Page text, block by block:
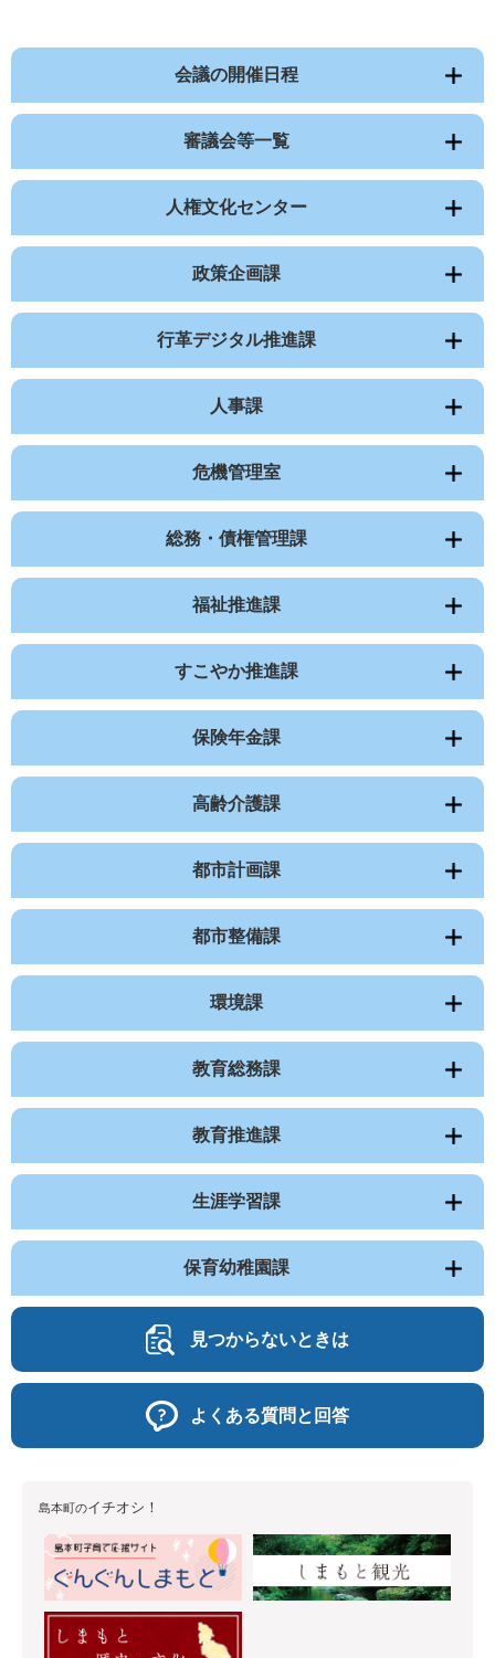
会議の開催日程
審議会等一覧
人権文化センター
政策企画課
行革デジタル推進課
人事課
危機管理室
総務・債権管理課
福祉推進課
すこやか推進課
保険年金課
高齢介護課
都市計画課
都市整備課
環境課
教育総務課
教育推進課
生涯学習課
保育幼稚園課
見つからないときは
よくある質問と回答
島本町のイチオシ！